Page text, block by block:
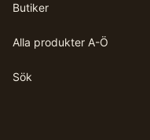
Butiker
Alla produkter A-Ö
Sök